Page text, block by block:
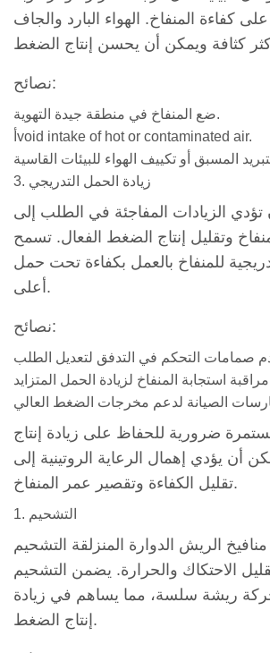
على كفاءة المنفاخ. الهواء البارد والجاف
نصائح:
ضع المنفاخ في منطقة جيدة التهوية.
أvoid intake of hot or contaminated air.
3. زيادة الحمل التدريجي
الزيادات المفاجئة في الطلب إلى
وتقليل إنتاج الضغط الفعال. تسمح
للمنفاخ بالعمل بكفاءة تحت حمل
أعلى.
نصائح:
الصيانة لدعم مخرجات الضغط العالي
ضرورية للحفاظ على زيادة إنتاج
أن يؤدي إهمال الرعاية الروتينية إلى
تقليل الكفاءة وتقصير عمر المنفاخ.
1. التشحيم
الريش الدوارة المنزلقة التشحيم
الاحتكاك والحرارة. يضمن التشحيم
ريشة سلسة، مما يساهم في زيادة
إنتاج الضغط.